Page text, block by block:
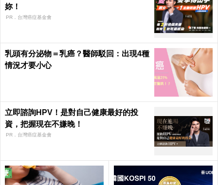
妳！
PR．台灣癌症基金會
乳頭有分泌物＝乳癌？醫師駁回：出現4種
情況才要小心
立即諮詢HPV！是對自己健康最好的投
資，把握現在不嫌晚！
PR．台灣癌症基金會